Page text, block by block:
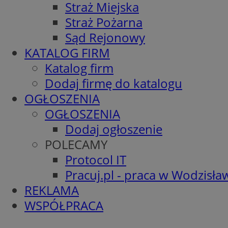
Straż Miejska
Straż Pożarna
Sąd Rejonowy
KATALOG FIRM
Katalog firm
Dodaj firmę do katalogu
OGŁOSZENIA
OGŁOSZENIA
Dodaj ogłoszenie
POLECAMY
Protocol IT
Pracuj.pl - praca w
REKLAMA
WSPÓŁPRACA